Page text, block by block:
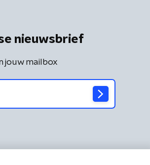
nieuwsbrief
jouw mailbox